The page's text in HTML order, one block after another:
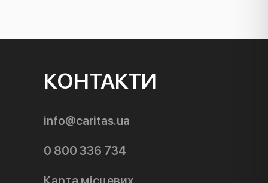
КОНТАКТИ
info@caritas.ua
0 800 336 734